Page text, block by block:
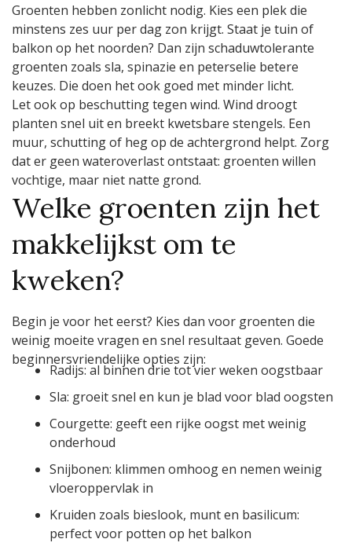
Groenten hebben zonlicht nodig. Kies een plek die
minstens zes uur per dag zon krijgt. Staat je tuin of
balkon op het noorden? Dan zijn schaduwtolerante
groenten zoals sla, spinazie en peterselie betere
keuzes. Die doen het ook goed met minder licht.
Let ook op beschutting tegen wind. Wind droogt
planten snel uit en breekt kwetsbare stengels. Een
muur, schutting of heg op de achtergrond helpt. Zorg
dat er geen wateroverlast ontstaat: groenten willen
vochtige, maar niet natte grond.
Welke groenten zijn het
makkelijkst om te
kweken?
Begin je voor het eerst? Kies dan voor groenten die
weinig moeite vragen en snel resultaat geven. Goede
beginnersvriendelijke opties zijn:
Radijs: al binnen drie tot vier weken oogstbaar
Sla: groeit snel en kun je blad voor blad oogsten
Courgette: geeft een rijke oogst met weinig
onderhoud
Snijbonen: klimmen omhoog en nemen weinig
vloeroppervlak in
Kruiden zoals bieslook, munt en basilicum:
perfect voor potten op het balkon